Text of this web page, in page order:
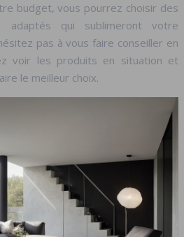
budget, vous pourrez choisir des
adaptés qui sublimeront votre
pas à vous faire conseiller en
voir les produits en situation et
le meilleur choix.